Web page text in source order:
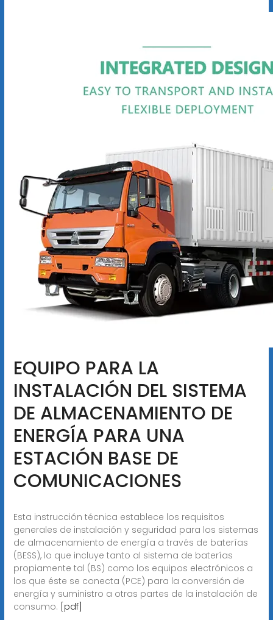
EQUIPO PARA LA
INSTALACIÓN DEL SISTEMA
DE ALMACENAMIENTO DE
ENERGÍA PARA UNA
ESTACIÓN BASE DE
COMUNICACIONES
Esta instrucción técnica establece los requisitos
generales de instalación y seguridad para los sistemas
de almacenamiento de energía a través de baterías
(BESS), lo que incluye tanto al sistema de baterías
propiamente tal (BS) como los equipos electrónicos a
los que éste se conecta (PCE) para la conversión de
energía y suministro a otras partes de la instalación de
consumo. [pdf]